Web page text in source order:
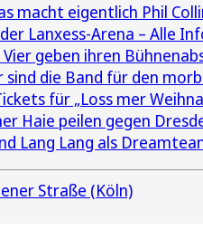
macht eigentlich Phil
Lanxess-Arena – Alle
geben ihren
sind die Band für den
für „Loss mer
Haie peilen gegen
Lang Lang als
Straße (Köln)